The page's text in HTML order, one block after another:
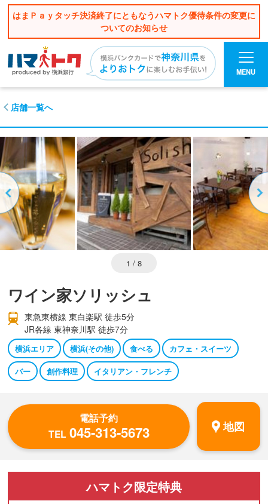
はまＰａｙタッチ決済終了にともなうハマトク優待条件の変更に
ついてのお知らせ
MENU
店舗一覧へ
1 / 8
ワイン家ソリッシュ
東急東横線 東白楽駅 徒歩5分
JR各線 東神奈川駅 徒歩7分
横浜エリア 横浜(その他) 食べる
カフェ・スイーツ
バー
創作料理 イタリアン・フレンチ
電話予約
TEL 045-313-5673 地図
ハマトク限定特典